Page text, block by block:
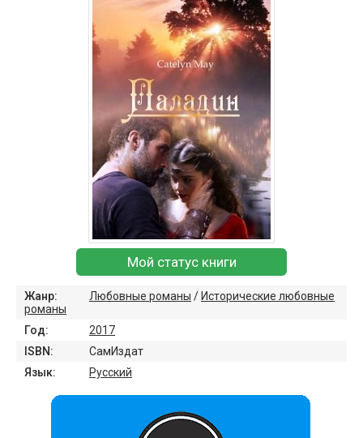
Мой статус книги
Жанр: Любовные романы / Исторические любовные
романы
Год:
2017
ISBN:
СамИздат
Язык:
Русский